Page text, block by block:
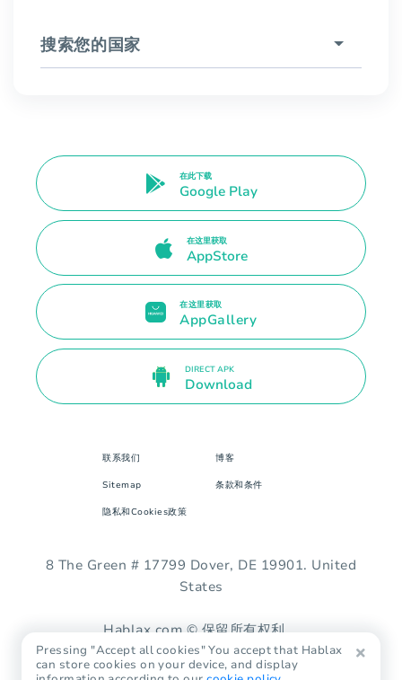
搜索您的国家
在此下载
Google Play
在这里获取
AppStore
在这里获取
AppGallery
DIRECT APK
Download
联系我们 博客
Sitemap 条款和条件
隐私和Cookies政策
8 The Green # 17799 Dover, DE 19901. United
States
Hablax.com © 保留所有权利。
Pressing "Accept all cookies" You accept that Hablax
can store cookies on your device, and display